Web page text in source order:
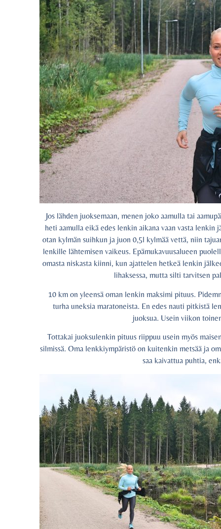
Jos lähden juoksemaan, menen joko aamulla tai
heti aamulla eikä edes lenkin aikana vaan vasta lenkin
otan kylmän suihkun ja juon 0,5l kylmää vettä, niin
lenkille lähtemisen vaikeus. Epämukavuusalueen
omasta niskasta kiinni, kun ajattelen hetkeä lenkin
lihaksessa, mutta silti tarvitsen
10 km on yleensä oman lenkin maksimi pituus.
turha uneksia maratoneista. En edes nauti pitkistä
juoksua. Usein viikon
Tottakai juoksulenkin pituus riippuu usein myös
silmissä. Oma lenkkiympäristö on kuitenkin metsää ja
saa kaivattua puhtia,